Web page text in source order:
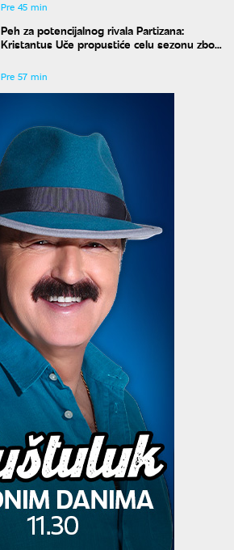
Pre 45 min
Peh za potencijalnog rivala Partizana:
Kristantus Uče propustiće celu sezonu zbog
Pre 57 min